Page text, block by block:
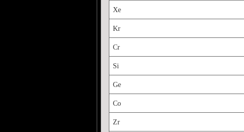
Xe
Kr
Cr
Si
Ge
Co
Zr